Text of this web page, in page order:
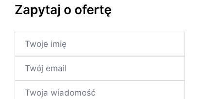
Zapytaj o ofertę